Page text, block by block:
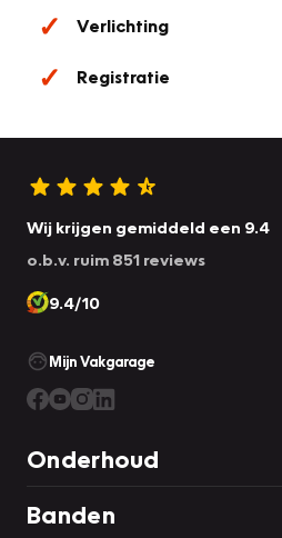
Verlichting
Registratie
Wij krijgen gemiddeld een 9.4
o.b.v. ruim 851 reviews
9.4/10
Mijn Vakgarage
Onderhoud
Banden